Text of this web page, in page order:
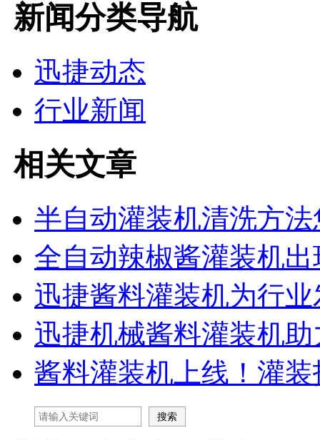
新闻分类导航
迅捷动态
行业新闻
相关文章
半自动灌装机清洗方法
全自动辣椒酱灌装机出
迅捷酱料灌装机为行业
迅捷机械酱料灌装机助
酱料灌装机上线！灌装